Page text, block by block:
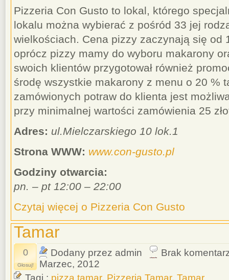
Pizzeria Con Gusto to lokal, którego
lokalu można wybierać z pośród 33 jej
wielkościach. Cena pizzy zaczynają się od
oprócz pizzy mamy do wyboru makarony
swoich klientów przygotował również
środę wszystkie makarony z menu o 20 %
zamówionych potraw do klienta jest
przy minimalnej wartości zamówienia 25
Adres: ul.Mielczarskiego 10 lok.1
Strona WWW: www.con-gusto.pl
Godziny otwarcia:
pn. – pt 12:00 – 22:00
Czytaj więcej o Pizzeria Con Gusto
Tamar
0
Głosuj!
Dodany przez admin
Brak
Marzec, 2012
Tagi : pizza tamar, Pizzeria Tamar, Tamar